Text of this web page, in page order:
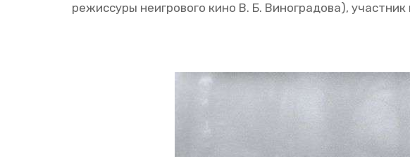
ре­жис­су­ры неиг­ро­во­го кино В. Б. Ви­но­гра­до­ва),